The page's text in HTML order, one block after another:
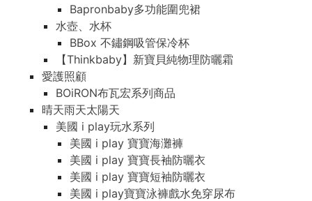
Bapronbaby多功能圍兜裙
水壺、水杯
BBox 不鏽鋼吸管保冷杯
【Thinkbaby】新寶貝純物理防曬霜
愛護照顧
BOiRON布瓦宏系列商品
晴天雨天太陽天
美國 i play玩水系列
美國 i play 寶寶海灘褲
美國 i play 寶寶長袖防曬衣
美國 i play 寶寶短袖防曬衣
美國 i play寶寶泳褲戲水免穿尿布